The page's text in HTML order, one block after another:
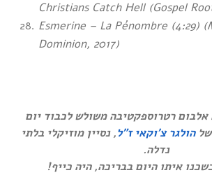
Christians Catch Hell (Gospel
Esmerine – La Pénombre (4:29)
Dominion, 2017)
אלבום רטרוספקטיבה משולש לכבוד יום
שלהולגר צ’וקאי ז”ל, נסיין מוזיקלי בלתי
נדלה.
איתו היום בבריכה, היה כייף!